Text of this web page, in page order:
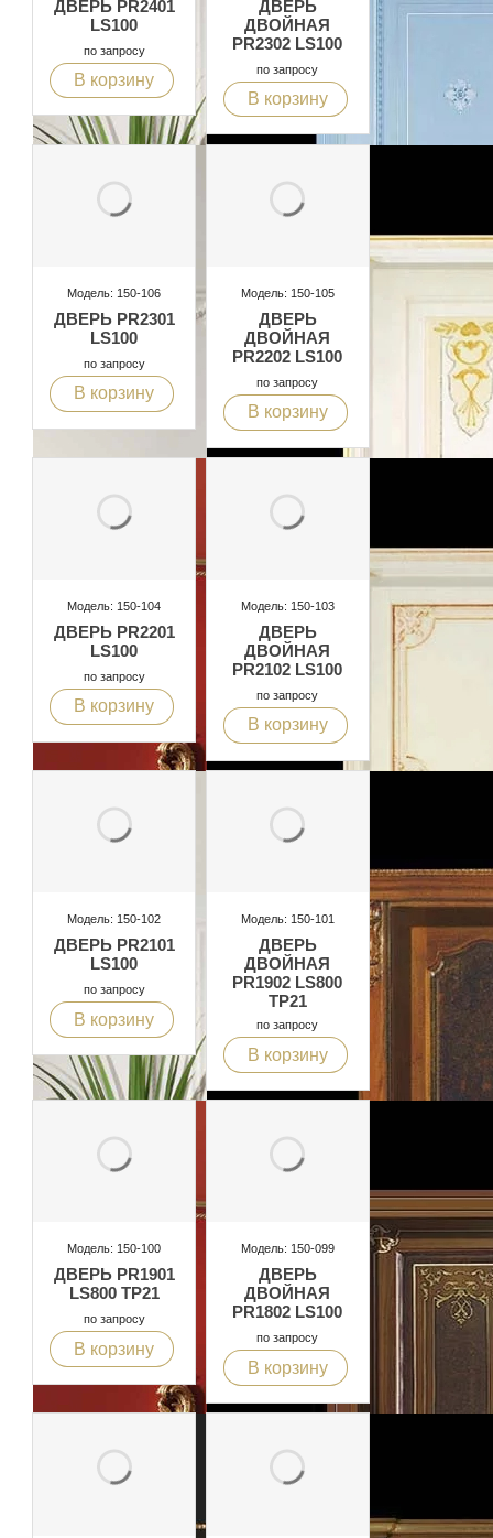
ДВЕРЬ PR2401
LS100
по запросу
В корзину
ДВЕРЬ
ДВОЙНАЯ
PR2302 LS100
по запросу
В корзину
Модель: 150-106
ДВЕРЬ PR2301
LS100
по запросу
В корзину
Модель: 150-105
ДВЕРЬ
ДВОЙНАЯ
PR2202 LS100
по запросу
В корзину
Модель: 150-104
ДВЕРЬ PR2201
LS100
по запросу
В корзину
Модель: 150-103
ДВЕРЬ
ДВОЙНАЯ
PR2102 LS100
по запросу
В корзину
Модель: 150-102
ДВЕРЬ PR2101
LS100
по запросу
В корзину
Модель: 150-101
ДВЕРЬ
ДВОЙНАЯ
PR1902 LS800
TP21
по запросу
В корзину
Модель: 150-100
ДВЕРЬ PR1901
LS800 TP21
по запросу
В корзину
Модель: 150-099
ДВЕРЬ
ДВОЙНАЯ
PR1802 LS100
по запросу
В корзину